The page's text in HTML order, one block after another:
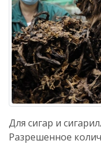
Для сигар и
Разрешенное